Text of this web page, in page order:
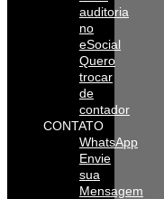
auditoria
no
eSocial
Quero
trocar
de
contador
CONTATO
WhatsApp
Envie
sua
Mensagem